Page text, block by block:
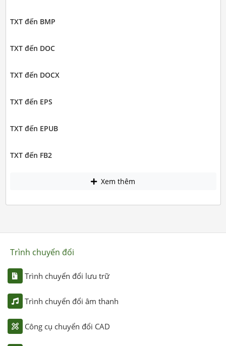
TXT đến BMP
TXT đến DOC
TXT đến DOCX
TXT đến EPS
TXT đến EPUB
TXT đến FB2
Xem thêm
Trình chuyển đổi
Trình chuyển đổi lưu trữ
Trình chuyển đổi âm thanh
Công cụ chuyển đổi CAD